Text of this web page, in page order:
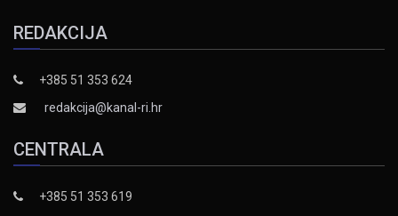
REDAKCIJA
+385 51 353 624
redakcija@kanal-ri.hr
CENTRALA
+385 51 353 619